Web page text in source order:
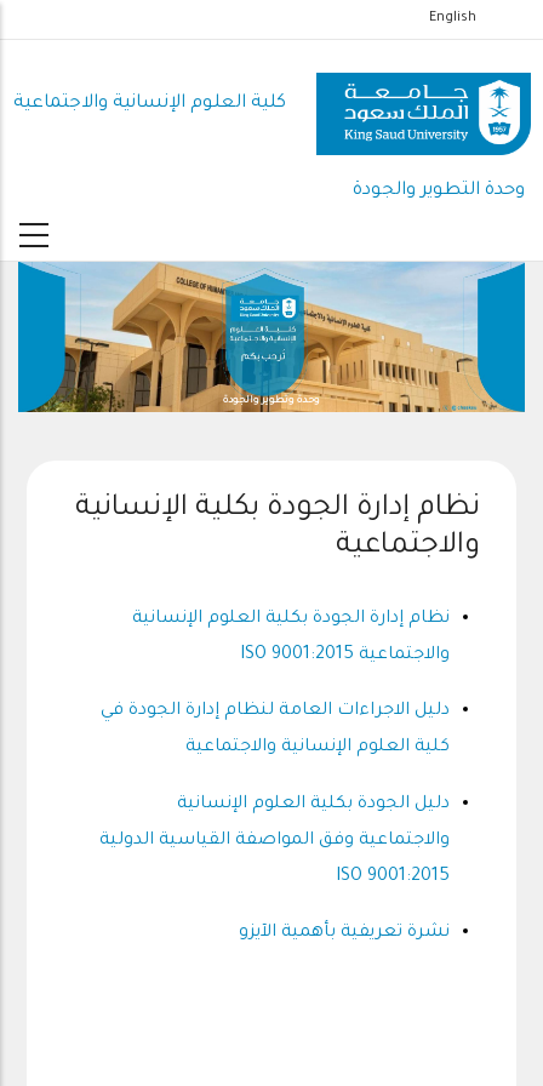
إلى
المحتوى
الرئيسي
English
كلية العلوم اﻹنسانية واﻻجتماعية
وحدة التطوير والجودة
وحدة وتطوير والجودة
نظام إدارة الجودة بكلية الإنسانية
والاجتماعية
نظام إدارة الجودة بكلية العلوم الإنسانية
والاجتماعية ISO 9001:2015
دليل الاجراءات العامة لنظام إدارة الجودة في
كلية العلوم الإنسانية والاجتماعية
دليل الجودة بكلية العلوم الإنسانية
والاجتماعية وفق المواصفة القياسية الدولية
ISO 9001:2015
نشرة تعريفية بأهمية الآيزو